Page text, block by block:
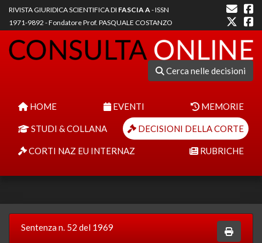
RIVISTA GIURIDICA SCIENTIFICA DI FASCIA A- ISSN
1971-9892 - Fondatore Prof. PASQUALE COSTANZO
Cerca nelle decisioni
HOME EVENTI MEMORIE
STUDI & COLLANA DECISIONI DELLA CORTE
CORTI NAZ EU INTERNAZ RUBRICHE
Sentenza n. 52 del 1969